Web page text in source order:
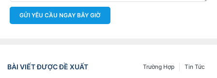
GỬI YÊU CẦU NGAY BÂY GIỜ
BÀI VIẾT ĐƯỢC ĐỀ XUẤT Tin Tức
Trường Hợp